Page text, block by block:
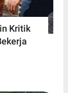
Kritik